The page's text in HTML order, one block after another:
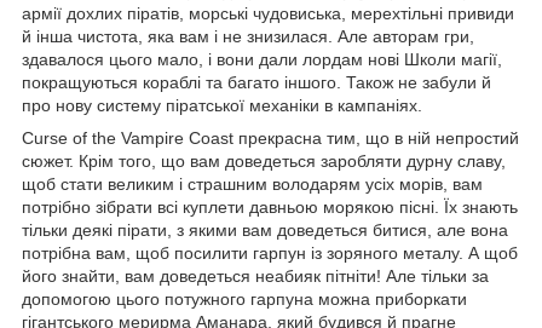
армії дохлих піратів, морські чудовиська, мерехтільні привиди
й інша чистота, яка вам і не знизилася. Але авторам гри,
здавалося цього мало, і вони дали лордам нові Школи магії,
покращуються кораблі та багато іншого. Також не забули й
про нову систему піратської механіки в кампаніях.
Curse of the Vampire Coast прекрасна тим, що в ній непростий
сюжет. Крім того, що вам доведеться заробляти дурну славу,
щоб стати великим і страшним володарям усіх морів, вам
потрібно зібрати всі куплети давньою морякою пісні. Їх знають
тільки деякі пірати, з якими вам доведеться битися, але вона
потрібна вам, щоб посилити гарпун із зоряного металу. А щоб
його знайти, вам доведеться неабияк пітніти! Але тільки за
допомогою цього потужного гарпуна можна приборкати
гігантського мерирма Аманара, який будився й прагне